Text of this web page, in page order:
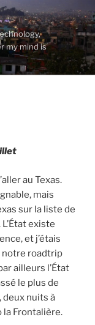
my mind is
au Texas.
mais
sur la liste de
existe
et j’étais
notre roadtrip
ailleurs l’État
le plus de
deux nuits à
la Frontalière.